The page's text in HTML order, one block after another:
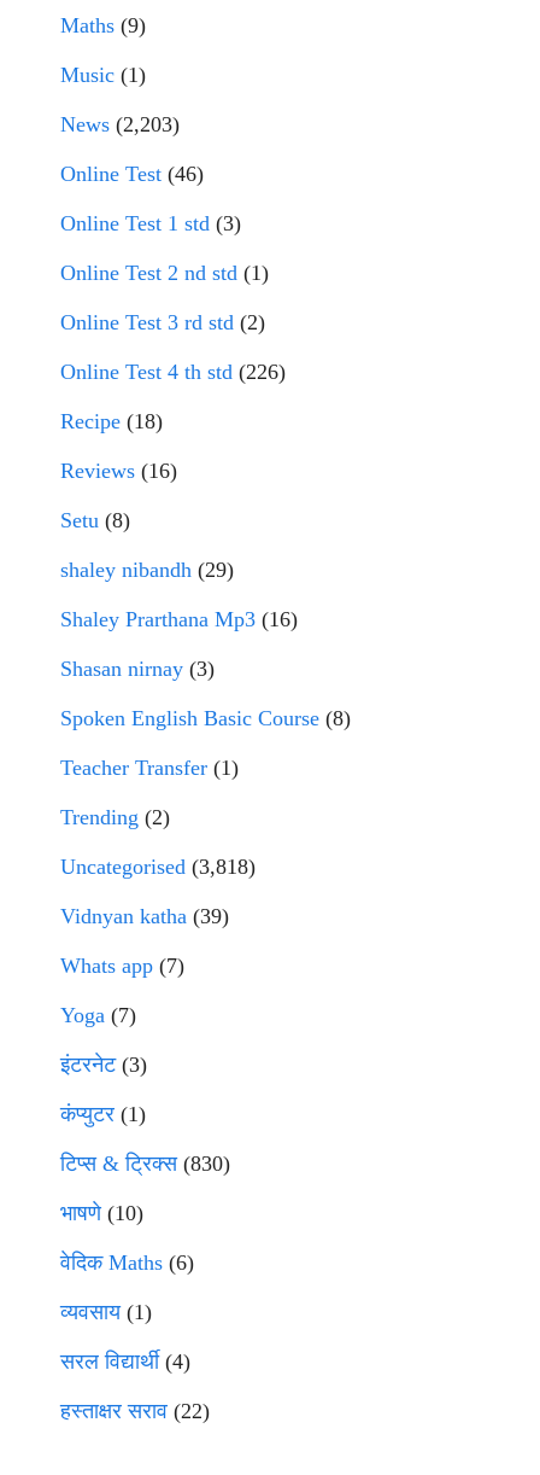
Maths (9)
Music (1)
News (2,203)
Online Test (46)
Online Test 1 std (3)
Online Test 2 nd std (1)
Online Test 3 rd std (2)
Online Test 4 th std (226)
Recipe (18)
Reviews (16)
Setu (8)
shaley nibandh (29)
Shaley Prarthana Mp3 (16)
Shasan nirnay (3)
Spoken English Basic Course (8)
Teacher Transfer (1)
Trending (2)
Uncategorised (3,818)
Vidnyan katha (39)
Whats app (7)
Yoga (7)
इंटरनेट(3)
कंप्युटर (1)
टिप्स & ट्रिक्स(830)
भाषणे(10)
वेदिक Maths (6)
व्यवसाय(1)
सरल विद्यार्थी(4)
हस्ताक्षर सराव (22)